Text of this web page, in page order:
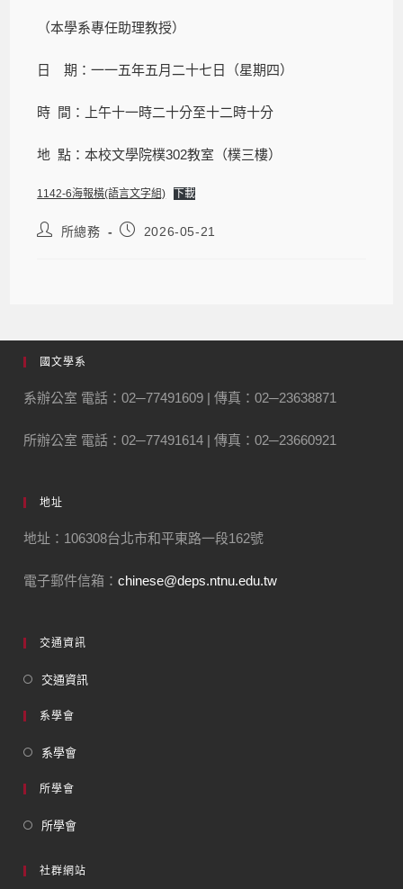
（本學系專任助理教授）
日 期：一一五年五月二十七日（星期四）
時 間：上午十一時二十分至十二時十分
地 點：本校文學院樸302教室（樸三樓）
1142-6海報橫(語言文字組) 下載
所總務 2026-05-21
國文學系
系辦公室 電話：02─77491609 | 傳真：02─23638871
所辦公室 電話：02─77491614 | 傳真：02─23660921
地址
地址：106308台北市和平東路一段162號
電子郵件信箱：chinese@deps.ntnu.edu.tw
交通資訊
交通資訊
系學會
系學會
所學會
所學會
社群網站